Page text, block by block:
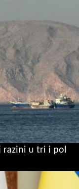
razini u tri i pol